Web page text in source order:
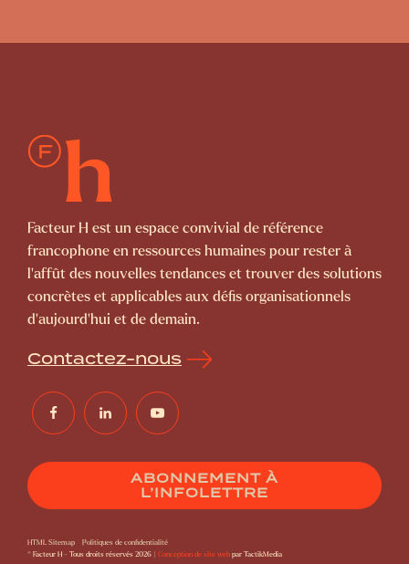
Facteur H est un espace convivial de référence
francophone en ressources humaines pour rester à
l’affût des nouvelles tendances et trouver des solutions
concrètes et applicables aux défis organisationnels
d’aujourd’hui et de demain.
Contactez-nous
ABONNEMENT À
L’INFOLETTRE
HTML Sitemap
Politiques de confidentialité
© Facteur H - Tous droits réservés 2026 | Conception de site web par TactikMedia